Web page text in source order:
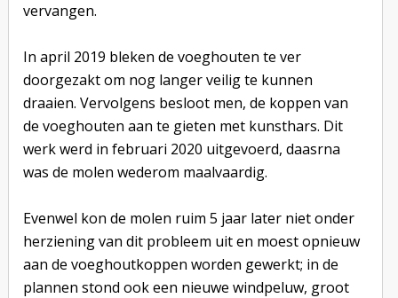
vervangen.
In april 2019 bleken de voeghouten te ver
doorgezakt om nog langer veilig te kunnen
draaien. Vervolgens besloot men, de koppen van
de voeghouten aan te gieten met kunsthars. Dit
werk werd in februari 2020 uitgevoerd, daasrna
was de molen wederom maalvaardig.
Evenwel kon de molen ruim 5 jaar later niet onder
herziening van dit probleem uit en moest opnieuw
aan de voeghoutkoppen worden gewerkt; in de
plannen stond ook een nieuwe windpeluw, groot